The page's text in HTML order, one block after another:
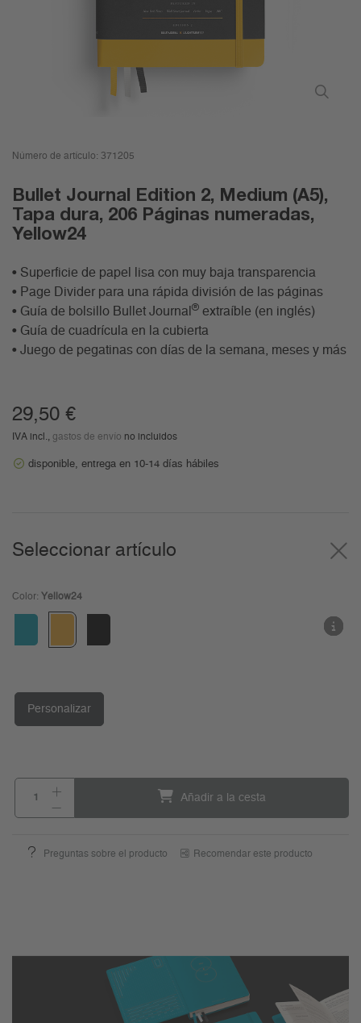
Número de artículo: 371205
Bullet Journal Edition 2, Medium (A5),
Tapa dura, 206 Páginas numeradas,
Yellow24
• Superficie de papel lisa con muy baja transparencia
• Page Divider para una rápida división de las páginas
• Guía de bolsillo Bullet Journal ® extraíble (en inglés)
• Guía de cuadrícula en la cubierta
• Juego de pegatinas con días de la semana, meses y más
29,50 €
IVA incl., gastos de envío no incluidos
disponible, entrega en 10-14 días hábiles
Seleccionar artículo
Color: Yellow24
Personalizar
Añadir a la cesta
Preguntas sobre el producto Recomendar este producto